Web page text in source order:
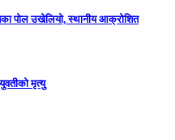
पोल उखेलियो, स्थानीय आक्रोशित
मृत्यु